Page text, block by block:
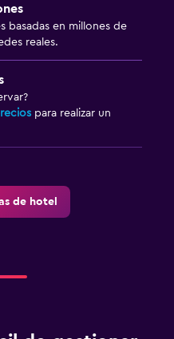
basadas en millones de
reales.
para realizar un
de hotel